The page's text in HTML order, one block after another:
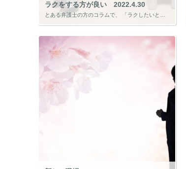
ラクをする方が良い 2022.4.30
とある弁護士の方のコラムで、 「ラクしたいという意識を持つ」 という話がありました。 時間をかけて苦行のように取り組むことを止め、ラクしたいという気持ちを極限まで膨らませると、作業にかける時間を短縮することができると同時 […]